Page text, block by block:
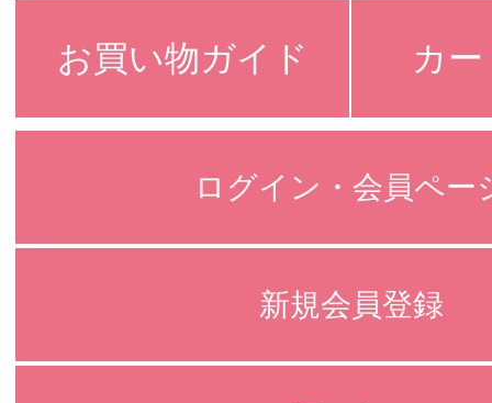
お買い物ガイド カ
ログイン・会員ペー
新規会員登録